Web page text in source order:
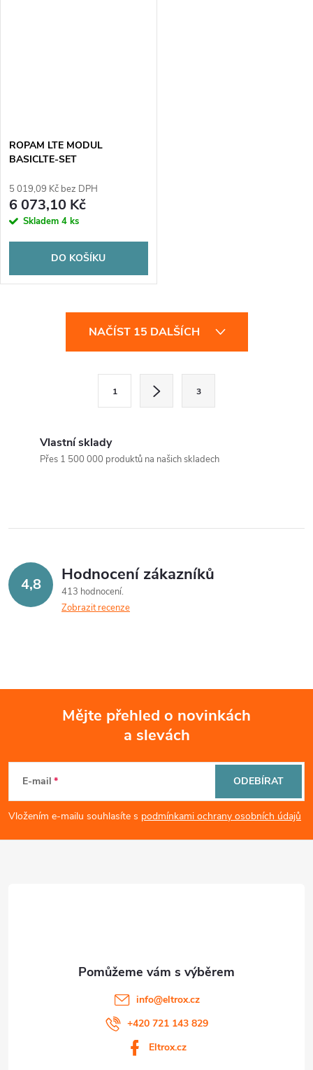
ROPAM LTE MODUL
BASICLTE-SET
5 019,09 Kč bez DPH
6 073,10 Kč
Skladem 4 ks
DO KOŠÍKU
í
r
v
v
s
NAČÍST 15 DALŠÍCH
í
1 3
Vlastní sklady
Přes 1 500 000 produktů na našich skladech
4,8 Hodnocení zákazníků
413 hodnocení
Zobrazit recenze
p
a
Mějte přehled o novinkách
a slevách
E-mail
Vložením e-mailu souhlasíte s podmínkami ochrany osobních údajů
ODEBÍRAT
info@eltrox.cz
+420 721 143 829
Eltrox.cz